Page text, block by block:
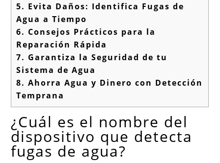
5. Evita Daños: Identifica Fugas de
Agua a Tiempo
6. Consejos Prácticos para la
Reparación Rápida
7. Garantiza la Seguridad de tu
Sistema de Agua
8. Ahorra Agua y Dinero con Detección
Temprana
¿Cuál es el nombre del
dispositivo que detecta
fugas de agua?